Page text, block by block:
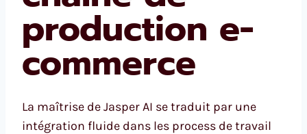
production e-
commerce
La maîtrise de Jasper AI se traduit par une
intégration fluide dans les process de travail